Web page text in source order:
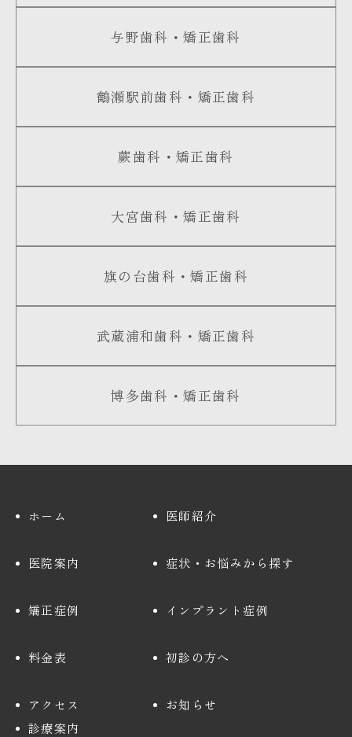
与野歯科・矯正歯科
鶴瀬駅前歯科・矯正歯科
蕨歯科・矯正歯科
大宮歯科・矯正歯科
旗の台歯科・矯正歯科
武蔵浦和歯科・矯正歯科
博多歯科・矯正歯科
ホーム 医師紹介
医院案内 症状・お悩みから探す
矯正症例 インプラント症例
料金表 初診の方へ
アクセス
お知らせ
診療案内